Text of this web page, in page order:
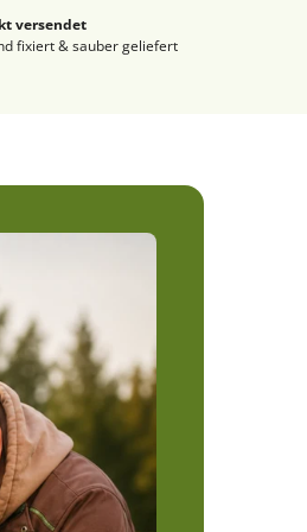
versendet
fixiert & sauber geliefert